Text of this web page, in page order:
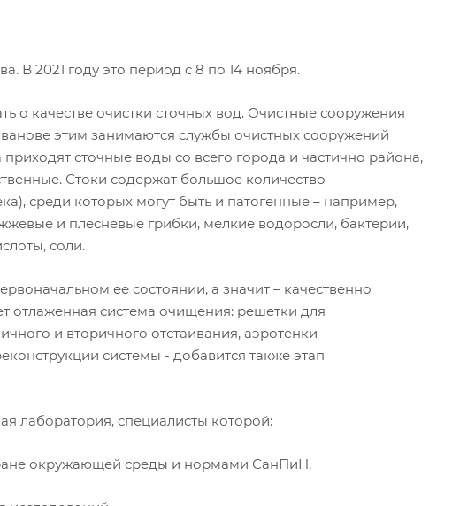
В 2021 году это период с 8 по 14 ноября.
о качестве очистки сточных вод. Очистные сооружения
этим занимаются службы очистных сооружений
сточные воды со всего города и частично района,
Стоки содержат большое количество
среди которых могут быть и патогенные – например,
и плесневые грибки, мелкие водоросли, бактерии,
соли.
ее состоянии, а значит – качественно
отлаженная система очищения: решетки для
и вторичного отстаивания, аэротенки
системы - добавится также этап
лаборатория, специалисты которой:
окружающей среды и нормами СанПиН,